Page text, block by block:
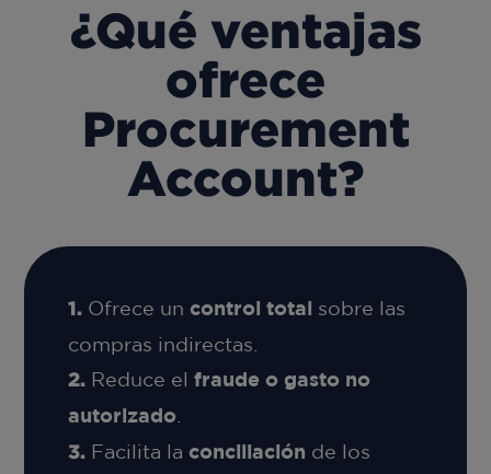
¿Qué ventajas
ofrece
Procurement
Account?
Ofrece un control total sobre las
compras indirectas.
Reduce elfraude o gasto no
autorizado
Facilita la conciliación de los